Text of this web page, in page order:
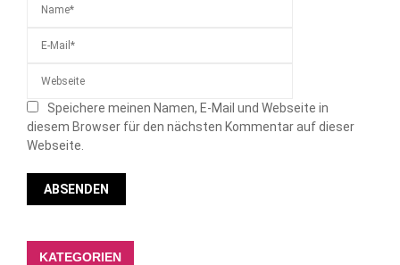
Speichere meinen Namen, E-Mail und Webseite in
diesem Browser für den nächsten Kommentar auf dieser
Webseite.
KATEGORIEN